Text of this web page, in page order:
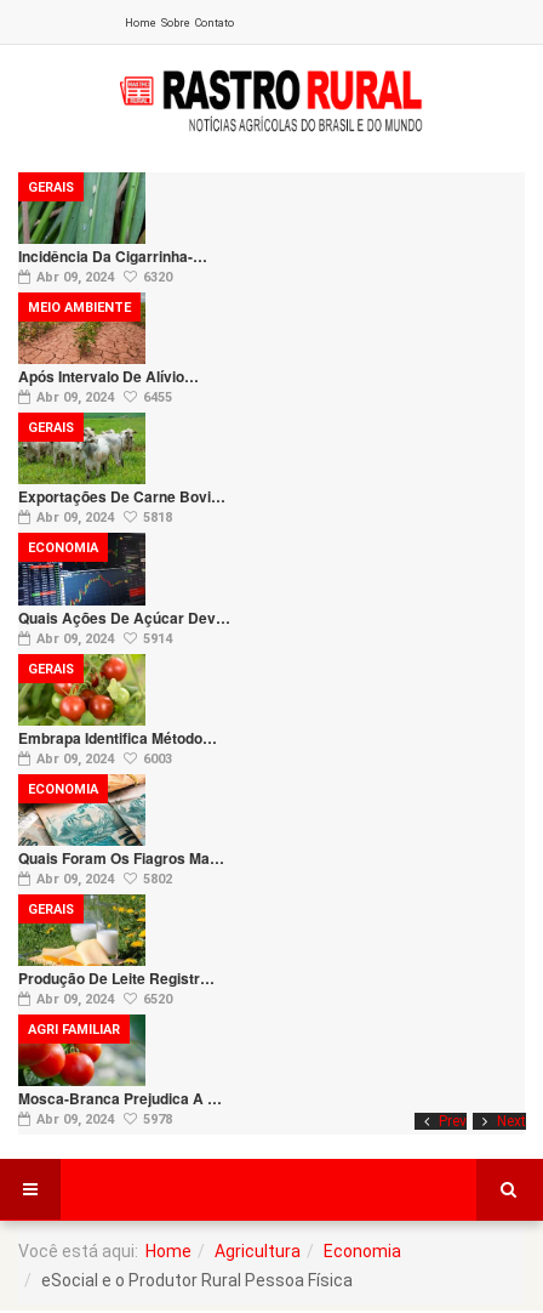
Home Sobre Contato
Prev Next
Incidência Da Cigarrinha-…
Abr 09, 2024 6320
GERAIS
Após Intervalo De Alívio…
Abr 09, 2024 6455
MEIO AMBIENTE
Exportações De Carne Bovi…
Abr 09, 2024 5818
GERAIS
Quais Ações De Açúcar Dev…
Abr 09, 2024 5914
ECONOMIA
Embrapa Identifica Método…
Abr 09, 2024 6003
GERAIS
Quais Foram Os Fiagros Ma…
Abr 09, 2024 5802
ECONOMIA
Produção De Leite Registr…
Abr 09, 2024 6520
GERAIS
Mosca-Branca Prejudica A …
Abr 09, 2024 5978
AGRI FAMILIAR
Você está aqui: Home Agricultura
Economia
eSocial e o Produtor Rural Pessoa Física